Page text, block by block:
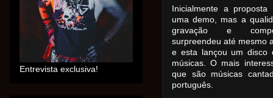
Inicialmente a
uma demo, mas a
gravação e
surpreendeu até mesmo
e esta lançou um disco
músicas. O mais
que são músicas
português.
Entrevista exclusiva!